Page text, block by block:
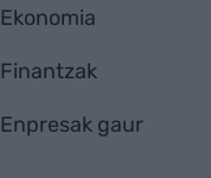
Ekonomia
Finantzak
Enpresak gaur